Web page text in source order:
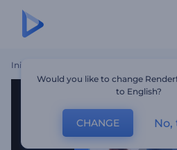
Inicio
Would you like to change
to English?
CHANGE No,